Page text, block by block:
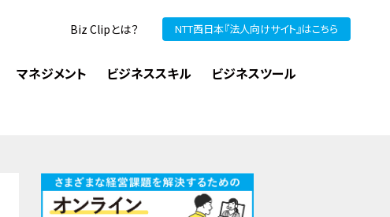
Biz Clipとは？ NTT西日本『法人向けサイト』はこちら
マネジメント ビジネススキル ビジネスツール